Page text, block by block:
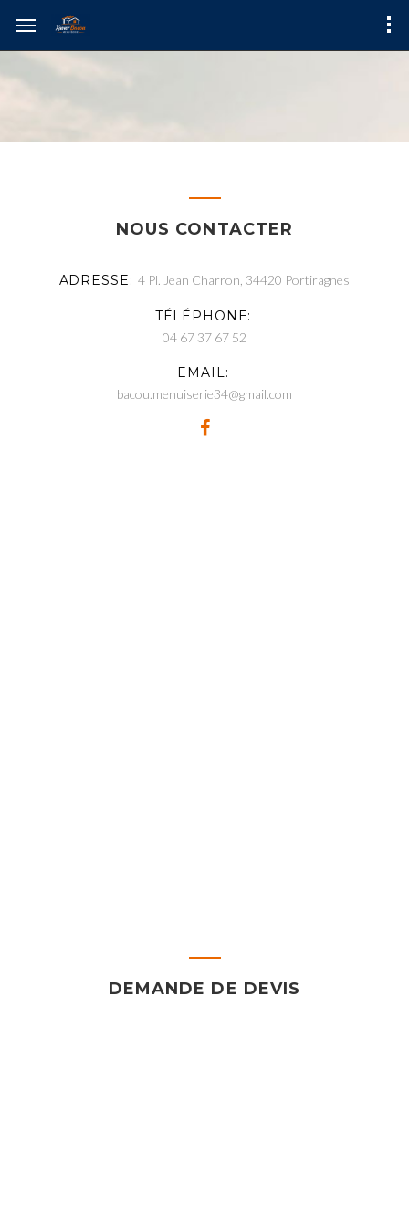
NOUS CONTACTER
ADRESSE 4 Pl. Jean Charron, 34420 Portiragnes
TÉLÉPHONE
04 67 37 67 52
EMAIL
bacou.menuiserie34@gmail.com
DEMANDE DE DEVIS